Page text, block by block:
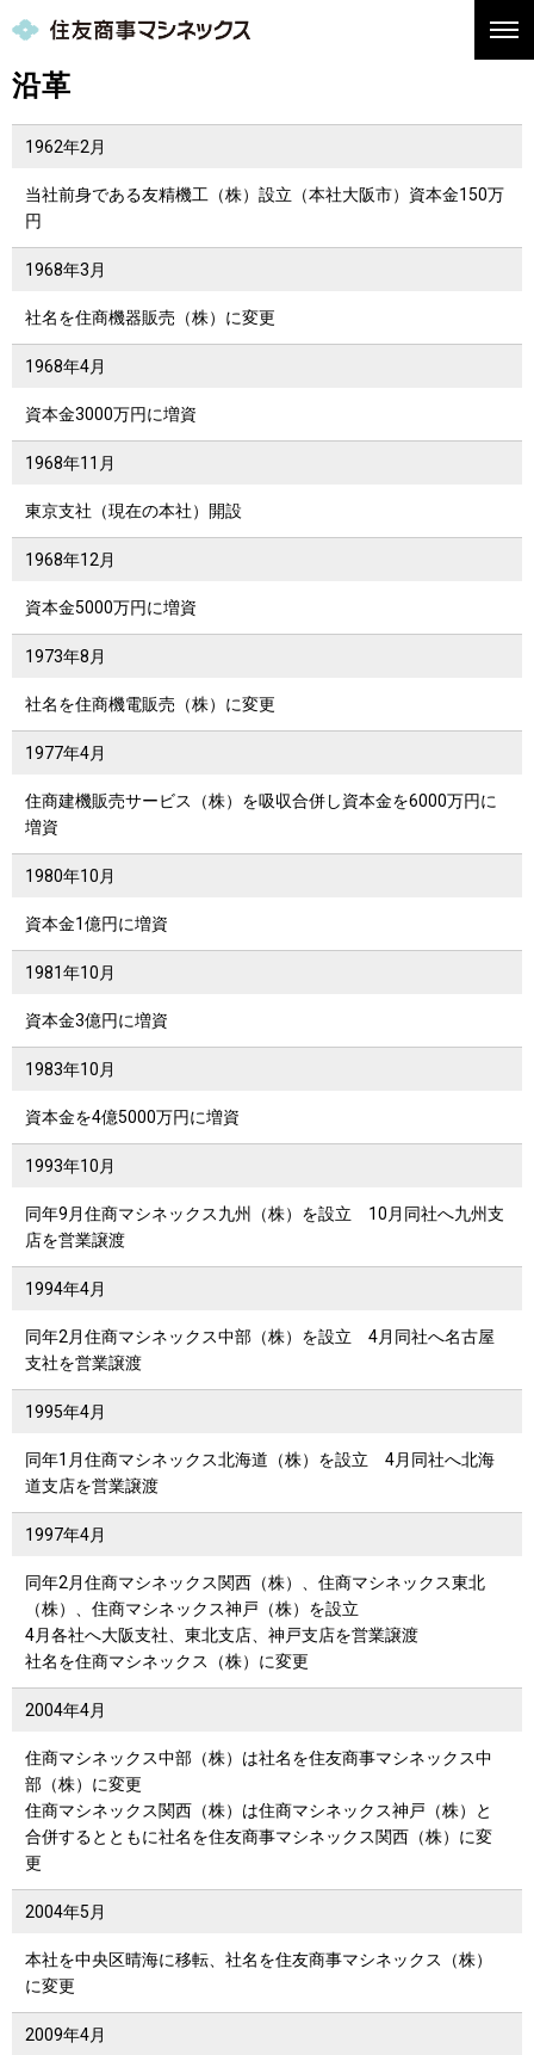
沿革
1962年2月
当社前身である友精機工（株）設立（本社大阪市）資本金150万
円
1968年3月
社名を住商機器販売（株）に変更
1968年4月
資本金3000万円に増資
1968年11月
東京支社（現在の本社）開設
1968年12月
資本金5000万円に増資
1973年8月
社名を住商機電販売（株）に変更
1977年4月
住商建機販売サービス（株）を吸収合併し資本金を6000万円に
増資
1980年10月
資本金1億円に増資
1981年10月
資本金3億円に増資
1983年10月
資本金を4億5000万円に増資
1993年10月
同年9月住商マシネックス九州（株）を設立 10月同社へ九州支
店を営業譲渡
1994年4月
同年2月住商マシネックス中部（株）を設立 4月同社へ名古屋
支社を営業譲渡
1995年4月
同年1月住商マシネックス北海道（株）を設立 4月同社へ北海
道支店を営業譲渡
1997年4月
同年2月住商マシネックス関西（株）、住商マシネックス東北
（株）、住商マシネックス神戸（株）を設立
4月各社へ大阪支社、東北支店、神戸支店を営業譲渡
社名を住商マシネックス（株）に変更
2004年4月
住商マシネックス中部（株）は社名を住友商事マシネックス中
部（株）に変更
住商マシネックス関西（株）は住商マシネックス神戸（株）と
合併するとともに社名を住友商事マシネックス関西（株）に変
更
2004年5月
本社を中央区晴海に移転、社名を住友商事マシネックス（株）
に変更
2009年4月